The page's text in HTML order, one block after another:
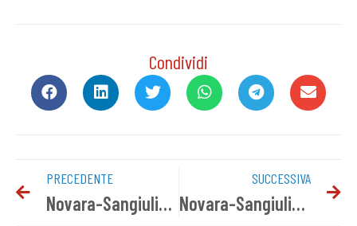
Condividi
PRECEDENTE
Novara-Sangiuliano City: conferenza stampa pre gara
SUCCESSIVA
Novara-Sangiuliano City 1-0 | Il tabellino del match